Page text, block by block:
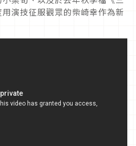
演技征服觀眾的柴崎幸作為新